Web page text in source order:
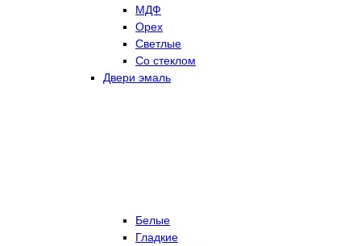
МДФ
Орех
Светлые
Со стеклом
Двери эмаль
Белые
Гладкие